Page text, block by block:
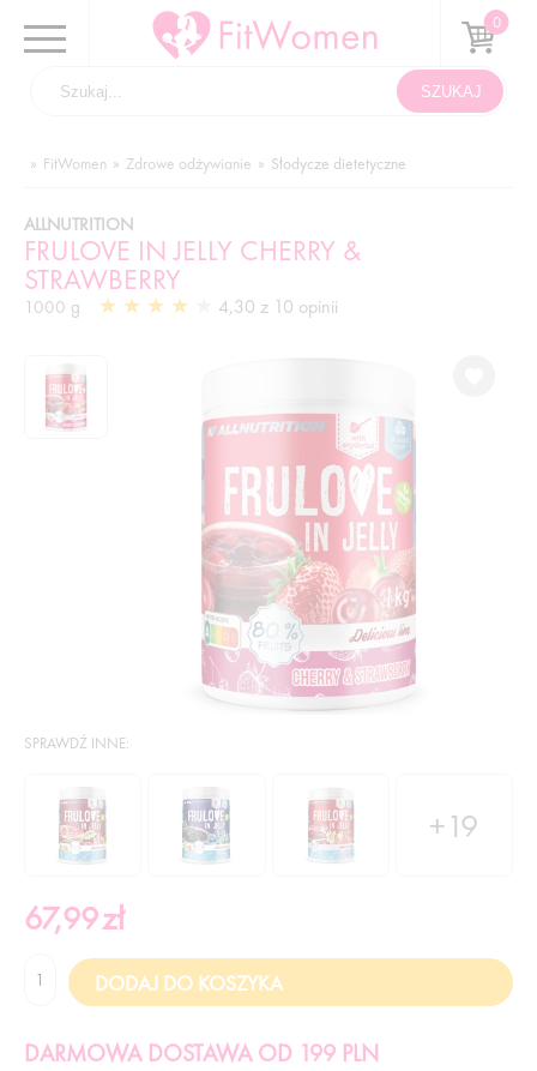
FitWomen Zdrowe odżywianie Słodycze dietetyczne
FRULOVE IN JELLY CHERRY &
STRAWBERRY
ALLNUTRITION
1000 g 4,30 z 10 opinii
SPRAWDŹ INNE:
+19
67,99zł
DARMOWA DOSTAWA OD 199 PLN